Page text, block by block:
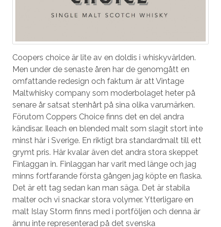
Coopers choice är lite av en doldis i whiskyvärlden.
Men under de senaste åren har de genomgått en
omfattande redesign och faktum är att Vintage
Maltwhisky company som moderbolaget heter på
senare år satsat stenhårt på sina olika varumärken.
Förutom Coppers Choice finns det en del andra
kändisar. Ileach en blended malt som slagit stort inte
minst här i Sverige. En riktigt bra standardmalt till ett
grymt pris. Här kvalar även det andra stora skeppet
Finlaggan in. Finlaggan har varit med länge och jag
minns fortfarande första gången jag köpte en flaska.
Det är ett tag sedan kan man säga. Det är stabila
malter och vi snackar stora volymer. Ytterligare en
malt Islay Storm finns med i portföljen och denna är
ännu inte representerad på det svenska